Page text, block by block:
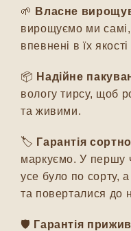
🌱 Власне
вирощуємо ми
впевнені в їх
📦 Надійне
вологу тирсу, щоб
та живими.
🏷️ Гарантія
маркуємо. У першу
усе було по сорту,
та поверталися до
🛡️ Гарантія